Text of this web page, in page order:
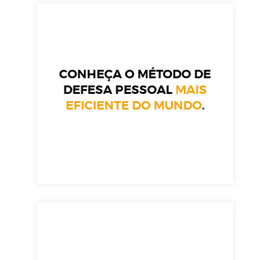
CONHEÇA O MÉTODO DE
DEFESA PESSOAL MAIS
EFICIENTE DO MUNDO.